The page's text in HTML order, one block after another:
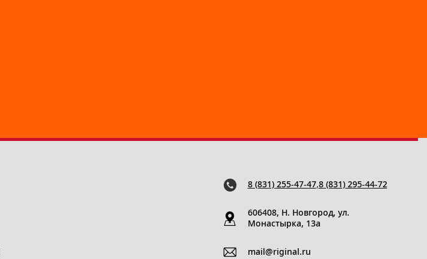
8 (831) 255-47-47,8 (831) 295-44-72
606408, Н. Новгород, ул.
Монастырка, 13a
mail@riginal.ru